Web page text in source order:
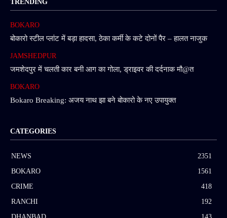
TRENDING
BOKARO
बोकारो स्टील प्लांट में बड़ा हादसा, ठेका कर्मी के कटे दोनों पैर – हालत नाजुक
JAMSHEDPUR
जमशेदपुर में चलती कार बनी आग का गोला, ड्राइवर की दर्दनाक मौ@त
BOKARO
Bokaro Breaking: अजय नाथ झा बने बोकारो के नए उपायुक्त
CATEGORIES
NEWS
2351
BOKARO
1561
CRIME
418
RANCHI
192